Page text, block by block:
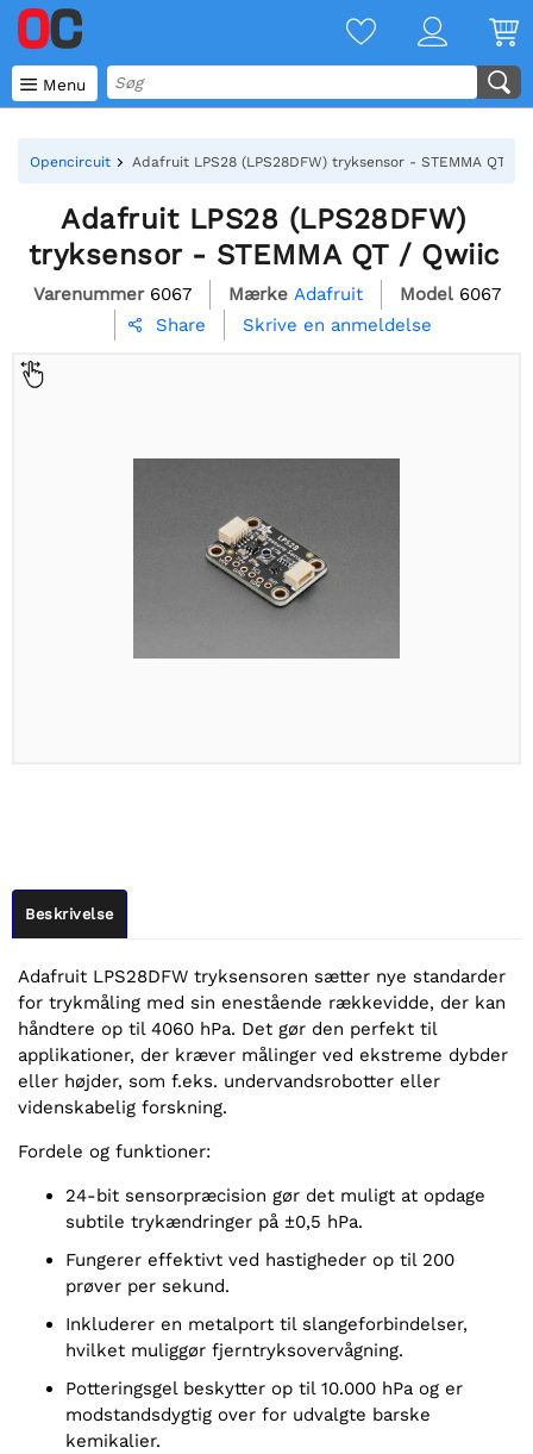
 Menu
Opencircuit Adafruit LPS28 (LPS28DFW) tryksensor - STEMMA QT /
Adafruit LPS28 (LPS28DFW)
tryksensor - STEMMA QT / Qwiic
Varenummer 6067 Mærke Adafruit Model 6067
 Share Skrive en anmeldelse
Beskrivelse
Adafruit LPS28DFW tryksensoren sætter nye standarder
for trykmåling med sin enestående rækkevidde, der kan
håndtere op til 4060 hPa. Det gør den perfekt til
applikationer, der kræver målinger ved ekstreme dybder
eller højder, som f.eks. undervandsrobotter eller
videnskabelig forskning.
Fordele og funktioner:
24-bit sensorpræcision gør det muligt at opdage
subtile trykændringer på ±0,5 hPa.
Fungerer effektivt ved hastigheder op til 200
prøver per sekund.
Inkluderer en metalport til slangeforbindelser,
hvilket muliggør fjerntryksovervågning.
Potteringsgel beskytter op til 10.000 hPa og er
modstandsdygtig over for udvalgte barske
kemikalier.